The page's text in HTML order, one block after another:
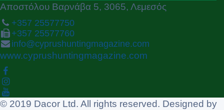
Αποστόλου Βαρνάβα 5, 3065, Λεμεσός
+357 25577750
+357 25577760
info@cyprushuntingmagazine.com
www.cyprushuntingmagazine.com
© 2019 Dacor Ltd. All rights reserved. Designed by